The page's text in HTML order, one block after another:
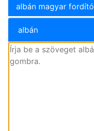
albán magyar fordító
albán